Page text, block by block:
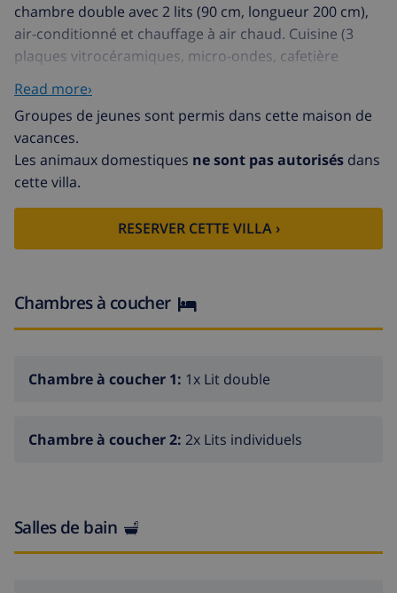
chambre double avec 2 lits (90 cm, longueur 200 cm),
air-conditionné et chauffage à air chaud. Cuisine (3
plaques vitrocéramiques, micro-ondes, cafetière
Mobilier de balcon. A disposition: lave-linge, chaise
haute pour enfant, lit bébé, sèche-cheveux. Internet
(Connexion WIFI, gratuit). Veuillez noter: logement non-
fumeur. Détecteur de fumée, extincteur. A1343 // Reg.
Nr.:
Petite résidence "Los Pinos". 8 appartements dans la
résidence. À 1.4 km du centre de Cala Murada, à 16 km
dans un quartier résidentiel, à 700 m de la mer. En
km, plage de sable "Cala Murada" 700 m. Veuillez noter:
exemple de location de vacances.
Read more›
Groupes de jeunes sont permis dans cette maison de
vacances.
Les animaux domestiques ne sont pas autorisés dans
cette villa.
RESERVER CETTE VILLA ›
Chambres à coucher
Chambre à coucher 1: 1x Lit double
Chambre à coucher 2: 2x Lits individuels
Salles de bain